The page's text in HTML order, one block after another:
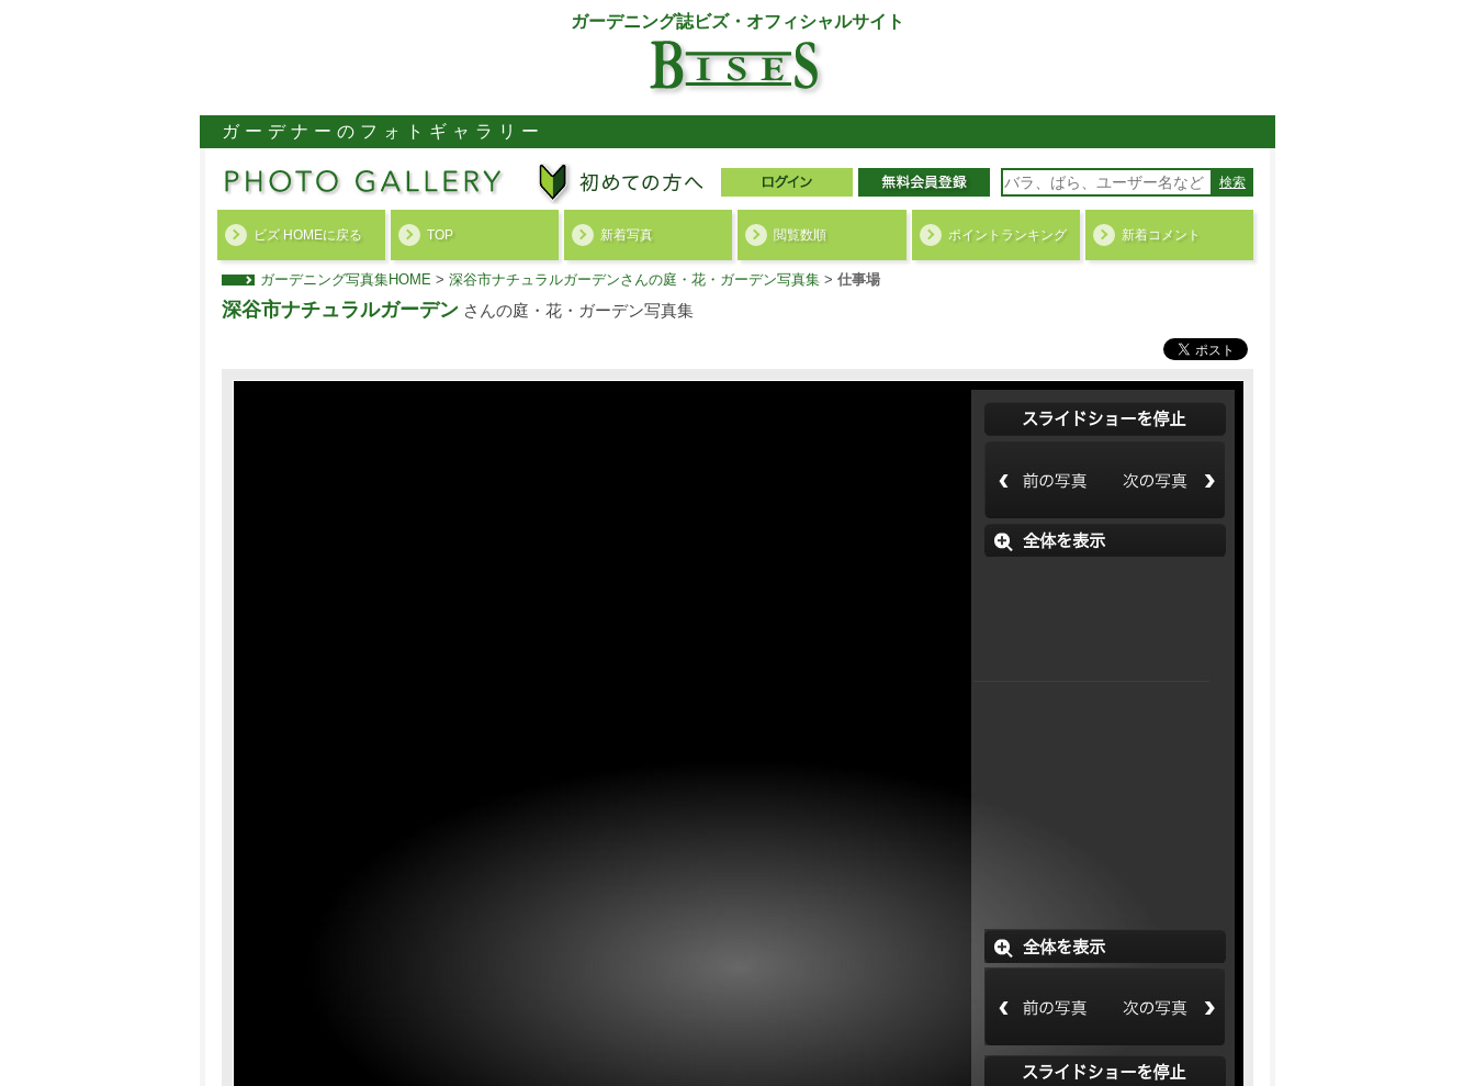
ガーデニング誌ビズ・オフィシャルサイト
ガーデナーのフォトギャラリー
検索
ビズ HOMEに戻る TOP 新着写真 閲覧数順 ポイント ランキング 新着コメント
ガーデニング写真集HOME > 深谷市ナチュラルガーデンさんの庭・花・ガーデン写真集 > 仕事場
深谷市ナチュラルガーデン さんの庭・花・ガーデン写真集